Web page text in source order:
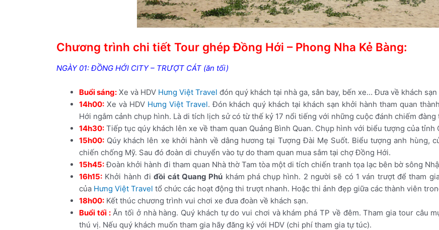
Chương trình chi tiết Tour ghép Đồng Hới – Phong Nha Kẻ Bàng:
NGÀY 01: ĐỒNG HỚI CITY – TRƯỢT CÁT (ăn tối)
Buổi sáng: Xe và HDV Hưng Việt Travel đón quý khách tại nhà ga, sân bay, bến xe… Đưa về khách
14h00: Xe và HDV Hưng Việt Travel. Đón khách quý khách tại khách sạn khởi hành tham quan
Hới ngắm cảnh chụp hình. Là di tích lịch sử có từ thế kỷ 17 nổi tiếng với những cuộc đánh chiếm
14h30: Tiếp tục qúy khách lên xe về tham quan Quảng Bình Quan. Chụp hình với biểu tượng của tỉnh
15h00: Qúy khách lên xe khởi hành về dâng hương tại Tượng Đài Mẹ Suốt. Biểu tượng anh hùng,
chiến chống Mỹ. Sau đó đoàn di chuyển vào tự do tham quan mua sắm tại chợ Đồng Hới.
15h45: Đoàn khởi hành đi tham quan Nhà thờ Tam tòa một di tích chiến tranh tọa lạc bên bờ sông
16h15: Khởi hành điđồi cát Quang Phú khám phá chụp hình. 2 người sẽ có 1 ván trượt để tham
của Hưng Việt Travel tổ chức các hoạt động thi trượt nhanh. Hoặc thi ảnh đẹp giữa các thành viên
18h00: Kết thúc chương trình vui chơi xe đưa đoàn về khách sạn.
Buổi tối : Ăn tối ở nhà hàng. Quý khách tự do vui chơi và khám phá TP về đêm. Tham gia tour câu
thú vị. Nếu quý khách muốn tham gia hãy đăng ký với HDV (chi phí tham gia tự túc).